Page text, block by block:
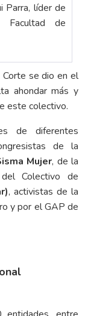
Parra, líder de
de
Corte se dio en el
ahondar más y
este colectivo.
de diferentes
de la
Mujer, de la
Colectivo de
, activistas de la
y por el GAP de